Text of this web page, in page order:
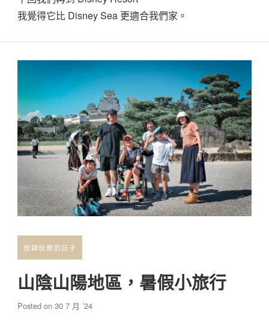
我覺得它比 Disney Sea 更適合我們家。
放肆玩樂的日子
山陰山陽地區，暑假小旅行
Posted on30 7 月 ’24